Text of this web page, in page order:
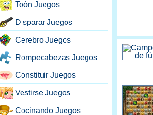
Toón Juegos
Disparar Juegos
Cerebro Juegos
Rompecabezas Juegos
Constituir Juegos
Vestirse Juegos
Cocinando Juegos